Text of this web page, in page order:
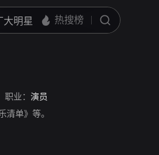
职业： 演员
清单》等。